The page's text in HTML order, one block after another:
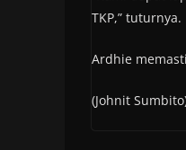
TKP,” tuturnya.
Ardhie
(Johnit